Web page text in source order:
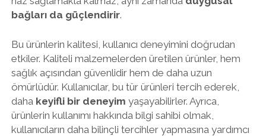
bağları da güçlendirir.
Bu ürünlerin kalitesi, kullanıcı deneyimini doğrudan
etkiler. Kaliteli malzemelerden üretilen ürünler, hem
sağlık açısından güvenlidir hem de daha uzun
ömürlüdür. Kullanıcılar, bu tür ürünleri tercih ederek,
daha keyifli bir deneyim yaşayabilirler. Ayrıca,
ürünlerin kullanımı hakkında bilgi sahibi olmak,
kullanıcıların daha bilinçli tercihler yapmasına yardımcı